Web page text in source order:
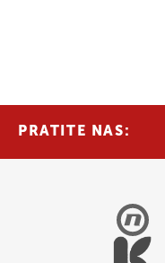
PRATITE NAS: